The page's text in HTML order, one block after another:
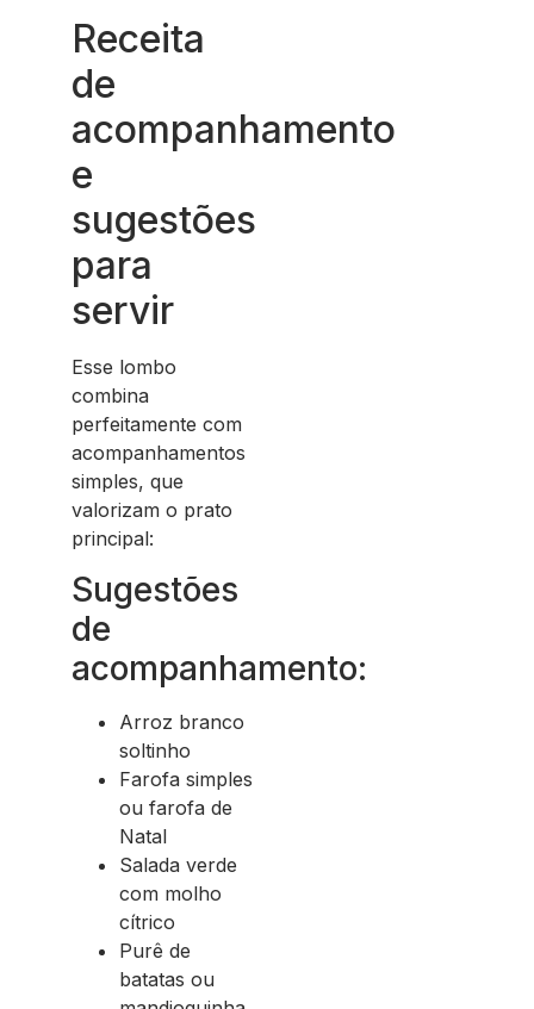
Receita
de
acompanhamento
e
sugestões
para
servir
Esse lombo
combina
perfeitamente com
acompanhamentos
simples, que
valorizam o prato
principal:
Sugestões
de
acompanhamento:
Arroz branco
soltinho
Farofa simples
ou farofa de
Natal
Salada verde
com molho
cítrico
Purê de
batatas ou